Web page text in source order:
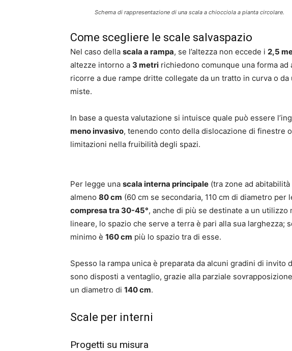
Schema di rappresentazione di una scala a chiocciola a pianta circolare.
Come scegliere le scale salvaspazio
Nel caso della scala a rampa, se l’altezza non eccede i 2,5
altezze intorno a 3 metri richiedono comunque una forma
ricorre a due rampe dritte collegate da un tratto in curva o
miste.
In base a questa valutazione si intuisce quale può essere
meno invasivo, tenendo conto della dislocazione di finestre
limitazioni nella fruibilità degli spazi.
Per legge una scala interna principale (tra zone ad
almeno 80 cm (60 cm se secondaria, 110 cm di diametro per
compresa tra 30-45°, anche di più se destinate a un utilizzo
lineare, lo spazio che serve a terra è pari alla sua larghezza;
minimo è 160 cm più lo spazio tra di esse.
Spesso la rampa unica è preparata da alcuni gradini di
sono disposti a ventaglio, grazie alla parziale
un diametro di 140 cm.
Scale per interni
Progetti su misura